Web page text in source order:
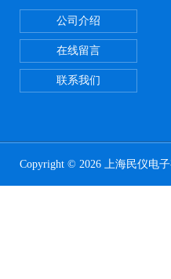
公司介绍
在线留言
联系我们
Copyright © 2026 上海民仪电